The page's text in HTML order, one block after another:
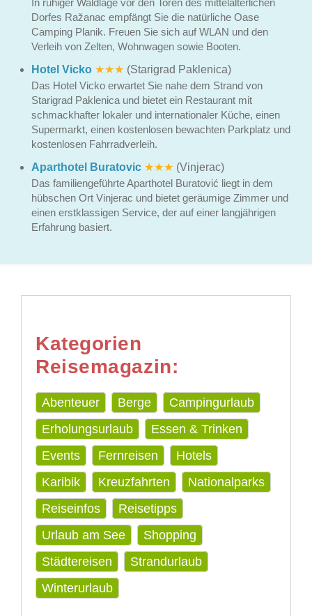
In ruhiger Waldlage vor den Toren des mittelalterlichen
Dorfes Ražanac empfängt Sie die natürliche Oase
Camping Planik. Freuen Sie sich auf WLAN und den
Verleih von Zelten, Wohnwagen sowie Booten.
Hotel Vicko ★★★ (Starigrad Paklenica)
Das Hotel Vicko erwartet Sie nahe dem Strand von
Starigrad Paklenica und bietet ein Restaurant mit
schmackhafter lokaler und internationaler Küche, einen
Supermarkt, einen kostenlosen bewachten Parkplatz und
kostenlosen Fahrradverleih.
Aparthotel Buratovic ★★★ (Vinjerac)
Das familiengeführte Aparthotel Buratović liegt in dem
hübschen Ort Vinjerac und bietet geräumige Zimmer und
einen erstklassigen Service, der auf einer langjährigen
Erfahrung basiert.
Kategorien
Reisemagazin:
Abenteuer Berge
Campingurlaub
Erholungsurlaub
Essen & Trinken
Events
Fernreisen
Hotels
Karibik
Kreuzfahrten
Nationalparks
Reiseinfos
Reisetipps
Urlaub am See
Shopping
Städtereisen
Strandurlaub
Winterurlaub